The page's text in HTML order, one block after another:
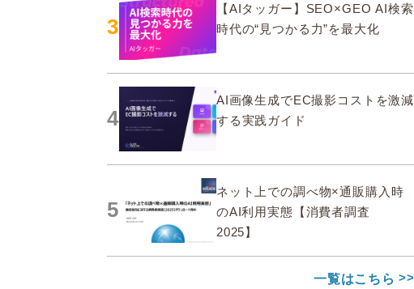
3
【AIタッガー】SEO×GEO AI検索
時代の“見つかる力”を最大化
4
AI画像生成でEC撮影コストを激減
する実践ガイド
5
ネット上での調べ物×通販購入時
のAI利用実態【消費者調査
2025】
一覧はこちら